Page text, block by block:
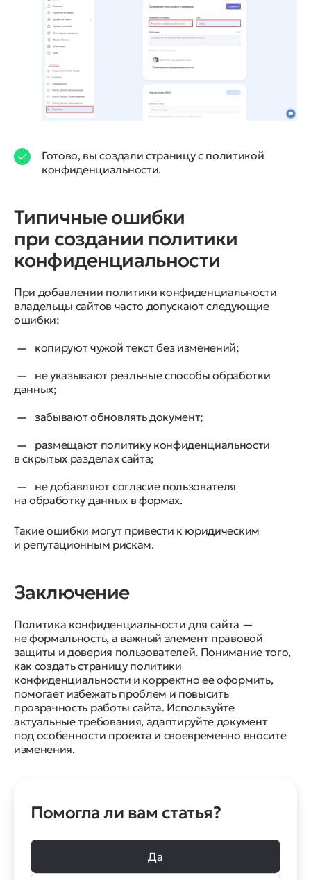
Готово, вы создали страницу с политикой
конфиденциальности.
Типичные ошибки
при создании политики
конфиденциальности
При добавлении политики конфиденциальности
владельцы сайтов часто допускают следующие
ошибки:
копируют чужой текст без изменений;
не указывают реальные способы обработки
данных;
забывают обновлять документ;
размещают политику конфиденциальности
в скрытых разделах сайта;
не добавляют согласие пользователя
на обработку данных в формах.
Такие ошибки могут привести к юридическим
и репутационным рискам.
Заключение
Политика конфиденциальности для сайта —
не формальность, а важный элемент правовой
защиты и доверия пользователей. Понимание того,
как создать страницу политики
конфиденциальности и корректно ее оформить,
помогает избежать проблем и повысить
прозрачность работы сайта. Используйте
актуальные требования, адаптируйте документ
под особенности проекта и своевременно вносите
изменения.
Помогла ли вам статья?
Да